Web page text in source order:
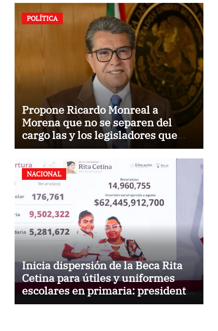
POLÍTICA
Propone Ricardo Monreal a
Morena que no se separen del
cargo las y los legisladores que
quieren reelegirse
NACIONAL
Inicia dispersión de la Beca Rita
Cetina para útiles y uniformes
escolares en primaria: presidenta
Claudia Sheinbaum